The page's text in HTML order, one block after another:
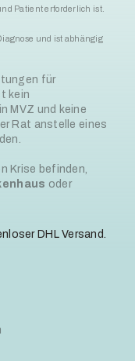
Patient erforderlich ist.
und ist abhängig
für
kein
MVZ und keine
Rat anstelle eines
Krise befinden,
oder
DHL Versand.